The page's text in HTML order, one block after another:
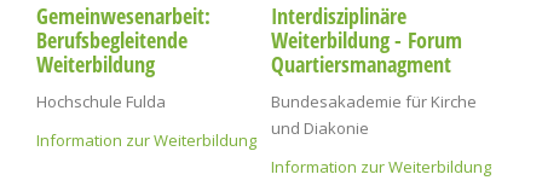
Gemeinwesenarbeit:
Berufsbegleitende
Weiterbildung
Hochschule Fulda
Information zur Weiterbildung
Interdisziplinäre
Weiterbildung - Forum
Quartiersmanagment
Bundesakademie für Kirche
und Diakonie
Information zur Weiterbildung